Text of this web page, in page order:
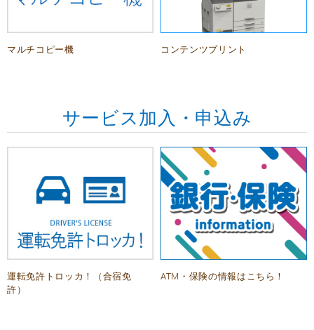
マルチコピー機 コンテンツプリント
サービス加入・申込み
運転免許トロッカ！（合宿免
許）
ATM・保険の情報はこちら！